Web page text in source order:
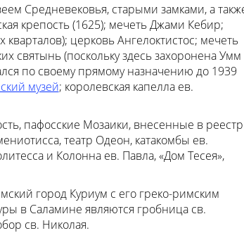
Средневековья, старыми замками, а
крепость (1625); мечеть Джами Кебир;
церковь Ангелоктистос; мечеть
святынь (поскольку здесь захоронена Умм
по своему прямому назначению до 1939
музей; королевская капелла ев.
пафосские Мозаики, внесенные в реестр
театр Одеон, катакомбы ев.
и Колонна ев. Павла, «Дом Тесея»,
город Куриум с его греко-римским
в Саламине являются гробница св.
св. Николая.